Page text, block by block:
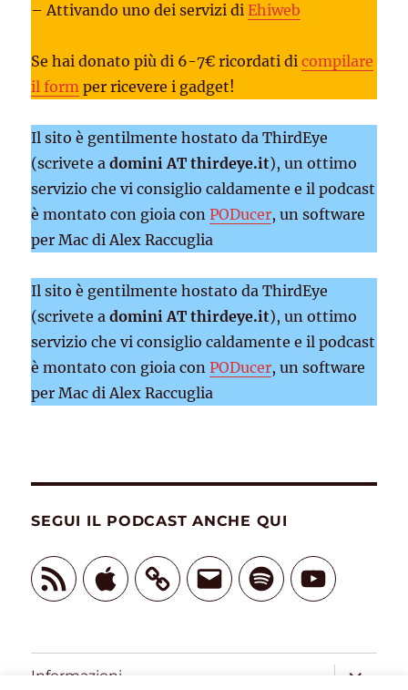
– Attivando uno dei servizi diEhiweb
Se hai donato più di 6-7€ ricordati dicompilare
il form per ricevere i gadget!
Il sito è gentilmente hostato da ThirdEye
(scrivete adomini AT thirdeye.it), un ottimo
servizio che vi consiglio caldamente e il podcast
è montato con gioia conPODucer, un software
per Mac di Alex Raccuglia
Il sito è gentilmente hostato da ThirdEye
(scrivete adomini AT thirdeye.it), un ottimo
servizio che vi consiglio caldamente e il podcast
è montato con gioia conPODucer, un software
per Mac di Alex Raccuglia
SEGUI IL PODCAST ANCHE QUI
Feed
RSS
Apple Email Spotify YouTube
Informazioni
apri